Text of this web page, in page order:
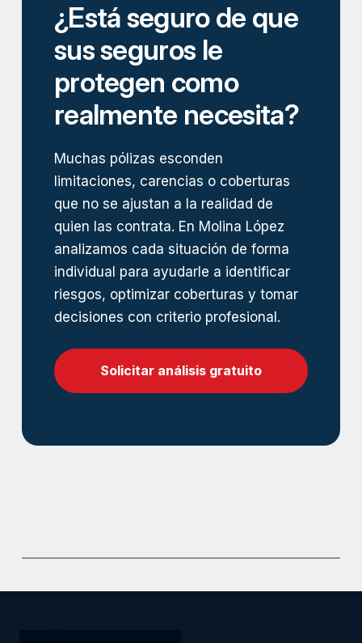
¿Está seguro de que
sus seguros le
protegen como
realmente necesita?
Muchas pólizas esconden
limitaciones, carencias o coberturas
que no se ajustan a la realidad de
quien las contrata. En Molina López
analizamos cada situación de forma
individual para ayudarle a identificar
riesgos, optimizar coberturas y tomar
decisiones con criterio profesional.
Solicitar análisis gratuito